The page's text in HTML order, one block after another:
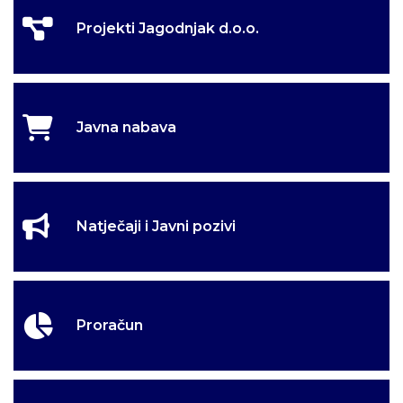
Projekti Jagodnjak d.o.o.
Javna nabava
Natječaji i Javni pozivi
Proračun